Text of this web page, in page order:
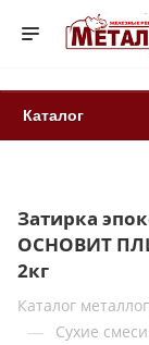
Каталог
Затирка
ОСНОВИТ
2кг
Каталог
— Сухие